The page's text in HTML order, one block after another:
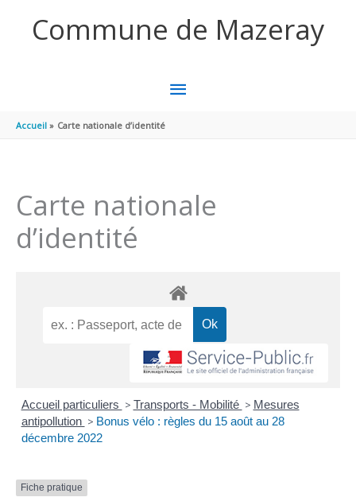
Commune de Mazeray
MENU
Accueil Carte nationale d’identité
Carte nationale
d’identité
Accueil particuliers > Transports - Mobilité > Mesures
antipollution > Bonus vélo : règles du 15 août au 28
décembre 2022
Fiche pratique